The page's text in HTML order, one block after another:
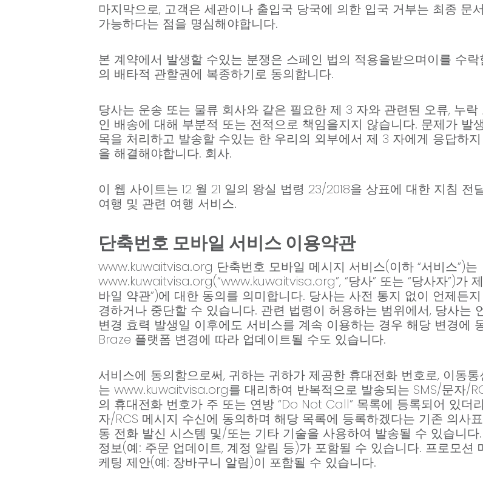
마지막으로, 고객은 세관이나 출입국 당국에 의한 입국 거부는 최종 문
가능하다는 점을 명심해야합니다.
본 계약에서 발생할 수있는 분쟁은 스페인 법의 적용을받으며이를 수
의 배타적 관할권에 복종하기로 동의합니다.
당사는 운송 또는 물류 회사와 같은 필요한 제 3 자와 관련된 오류, 누
인 배송에 대해 부분적 또는 전적으로 책임을지지 않습니다. 문제가 발
목을 처리하고 발송할 수있는 한 우리의 외부에서 제 3 자에게 응답하
을 해결해야합니다. 회사.
이 웹 사이트는 12 월 21 일의 왕실 법령 23/2018을 상표에 대한 지침
여행 및 관련 여행 서비스.
단축번호 모바일 서비스 이용약관
www.kuwaitvisa.org 단축번호 모바일 메시지 서비스(이하 “서비스”)는
www.kuwaitvisa.org(“www.kuwaitvisa.org”, “당사” 또는 “당사자”)가
바일 약관”)에 대한 동의를 의미합니다. 당사는 사전 통지 없이 언제든
경하거나 중단할 수 있습니다. 관련 법령이 허용하는 범위에서, 당사는
변경 효력 발생일 이후에도 서비스를 계속 이용하는 경우 해당 변경에
Braze 플랫폼 변경에 따라 업데이트될 수도 있습니다.
서비스에 동의함으로써, 귀하는 귀하가 제공한 휴대전화 번호로, 이동
는 www.kuwaitvisa.org를 대리하여 반복적으로 발송되는 SMS/문자/
의 휴대전화 번호가 주 또는 연방 “Do Not Call” 목록에 등록되어 있더
자/RCS 메시지 수신에 동의하며 해당 목록에 등록하겠다는 기존 의사
동 전화 발신 시스템 및/또는 기타 기술을 사용하여 발송될 수 있습니
정보(예: 주문 업데이트, 계정 알림 등)가 포함될 수 있습니다. 프로모
케팅 제안(예: 장바구니 알림)이 포함될 수 있습니다.